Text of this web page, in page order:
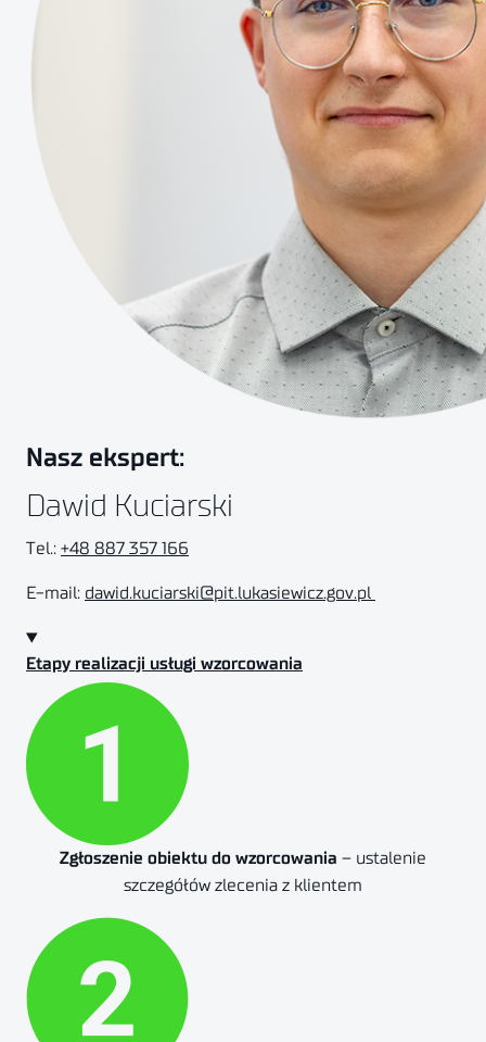
Nasz ekspert:
Dawid Kuciarski
Tel.: +48 887 357 166
E-mail: dawid.kuciarski@pit.lukasiewicz.gov.pl
Etapy realizacji usługi wzorcowania
Zgłoszenie obiektu do wzorcowania – ustalenie
szczegółów zlecenia z klientem